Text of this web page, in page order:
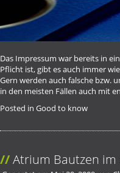
Das Impressum war bereits in
Pflicht ist, gibt es auch immer
Gern werden auch falsche bzw.
in den meisten Fällen auch mit
Posted in Good to know
Atrium Bautzen im